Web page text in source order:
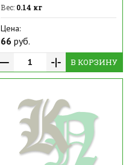
Вес:0.14 кг
Цена:
66 руб.
В КОРЗИНУ